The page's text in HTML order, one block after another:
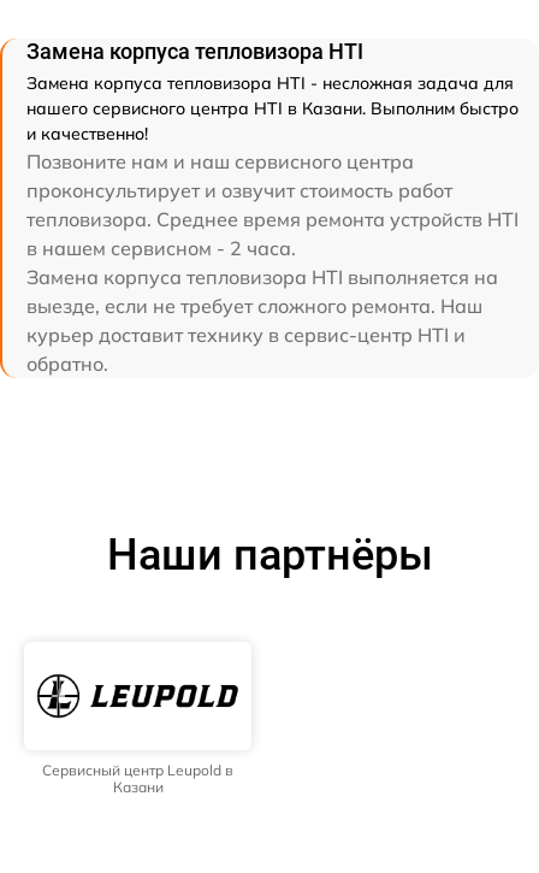
Замена корпуса тепловизора HTI
Замена корпуса тепловизора HTI - несложная задача для
нашего сервисного центра HTI в Казани. Выполним быстро
и качественно!
Позвоните нам и наш сервисного центра
проконсультирует и озвучит стоимость работ
тепловизора. Среднее время ремонта устройств HTI
в нашем сервисном - 2 часа.
Замена корпуса тепловизора HTI выполняется на
выезде, если не требует сложного ремонта. Наш
курьер доставит технику в сервис-центр HTI и
обратно.
Наши партнёры
Сервисный центр Leupold в
Казани